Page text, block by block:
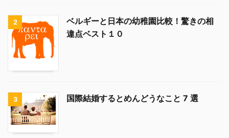
2
ベルギーと日本の幼稚園比較！驚きの相
違点ベスト１０
3 国際結婚するとめんどうなこと 7 選